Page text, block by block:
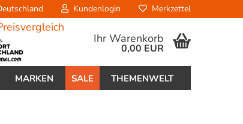
Kundenlogin Merkzettel
Ihr Warenkorb
0,00 EUR
MARKEN SALE THEMENWELT